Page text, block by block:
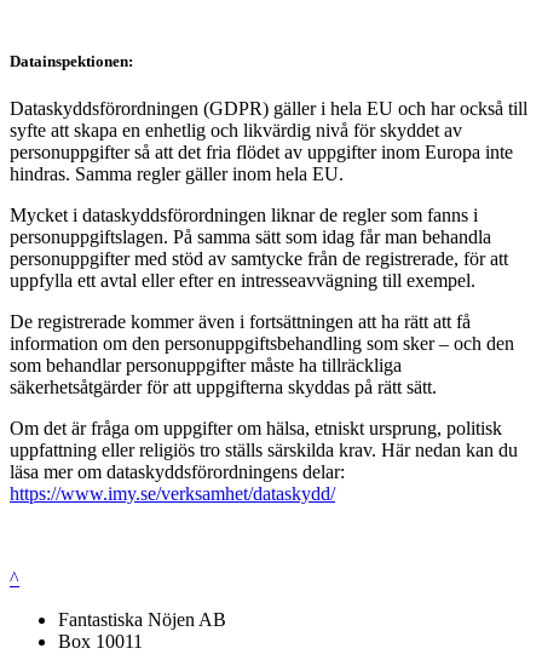
Datainspektionen:
Dataskyddsförordningen (GDPR) gäller i hela EU och har också till
syfte att skapa en enhetlig och likvärdig nivå för skyddet av
personuppgifter så att det fria flödet av uppgifter inom Europa inte
hindras. Samma regler gäller inom hela EU.
Mycket i dataskyddsförordningen liknar de regler som fanns i
personuppgiftslagen. På samma sätt som idag får man behandla
personuppgifter med stöd av samtycke från de registrerade, för att
uppfylla ett avtal eller efter en intresseavvägning till exempel.
De registrerade kommer även i fortsättningen att ha rätt att få
information om den personuppgiftsbehandling som sker – och den
som behandlar personuppgifter måste ha tillräckliga
säkerhetsåtgärder för att uppgifterna skyddas på rätt sätt.
Om det är fråga om uppgifter om hälsa, etniskt ursprung, politisk
uppfattning eller religiös tro ställs särskilda krav. Här nedan kan du
läsa mer om dataskyddsförordningens delar:
https://www.imy.se/verksamhet/dataskydd/
^
Fantastiska Nöjen AB
Box 10011